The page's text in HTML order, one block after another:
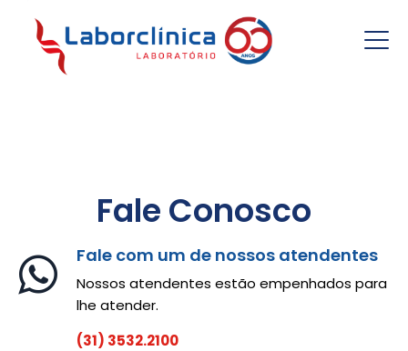
Fale Conosco
Fale com um de nossos atendentes
Nossos atendentes estão empenhados para
lhe atender.
(31) 3532.2100